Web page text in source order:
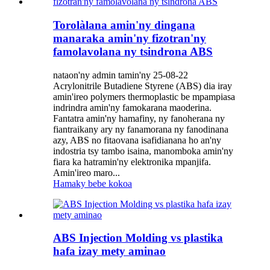
Torolàlana amin'ny dingana
manaraka amin'ny fizotran'ny
famolavolana ny tsindrona ABS
nataon'ny admin tamin'ny 25-08-22
Acrylonitrile Butadiene Styrene (ABS) dia iray
amin'ireo polymers thermoplastic be mpampiasa
indrindra amin'ny famokarana maoderina.
Fantatra amin'ny hamafiny, ny fanoherana ny
fiantraikany ary ny fanamorana ny fanodinana
azy, ABS no fitaovana isafidianana ho an'ny
indostria tsy tambo isaina, manomboka amin'ny
fiara ka hatramin'ny elektronika mpanjifa.
Amin'ireo maro...
Hamaky bebe kokoa
ABS Injection Molding vs plastika
hafa izay mety aminao